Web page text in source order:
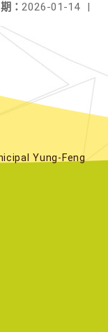
： 2026-01-14 |
Yung-Feng